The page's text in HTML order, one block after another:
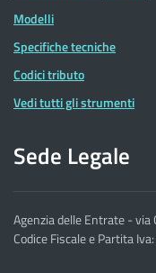
Modelli
Specifiche tecniche
Codici tributo
Vedi tutti gli strumenti
Sede Legale
Agenzia delle Entrate -
Codice Fiscale e Partita